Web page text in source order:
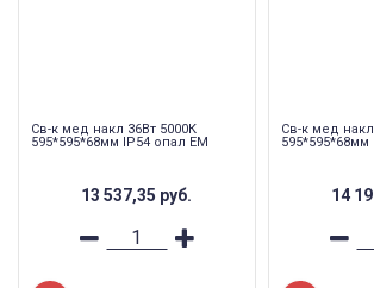
Св-к мед накл 36Вт 5000К
595*595*68мм IP54 опал EM
13 537,35 руб.
Св-к мед
595*595*68мм
14